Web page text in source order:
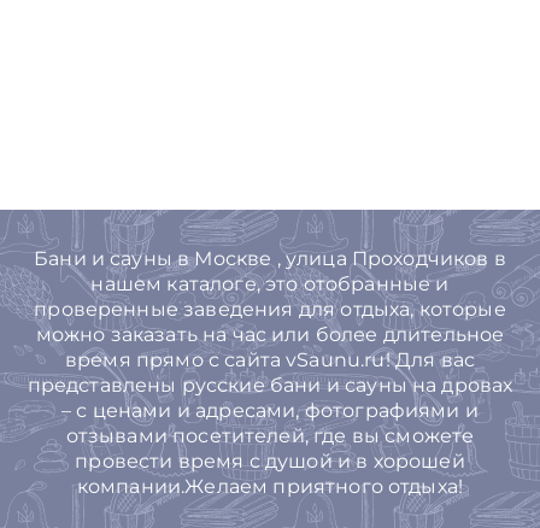
Бани и сауны в Москве , улица Проходчиков в
нашем каталоге, это отобранные и
проверенные заведения для отдыха, которые
можно заказать на час или более длительное
время прямо с сайта vSaunu.ru! Для вас
представлены русские бани и сауны на дровах
– с ценами и адресами, фотографиями и
отзывами посетителей, где вы сможете
провести время с душой и в хорошей
компании.Желаем приятного отдыха!